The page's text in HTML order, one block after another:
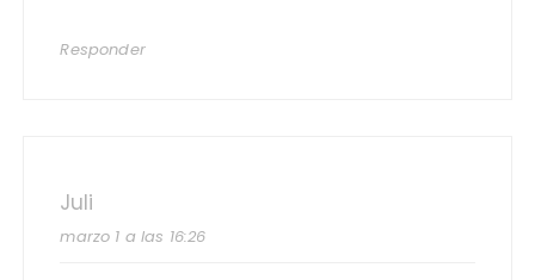
Responder
Juli
marzo 1 a las 16:26